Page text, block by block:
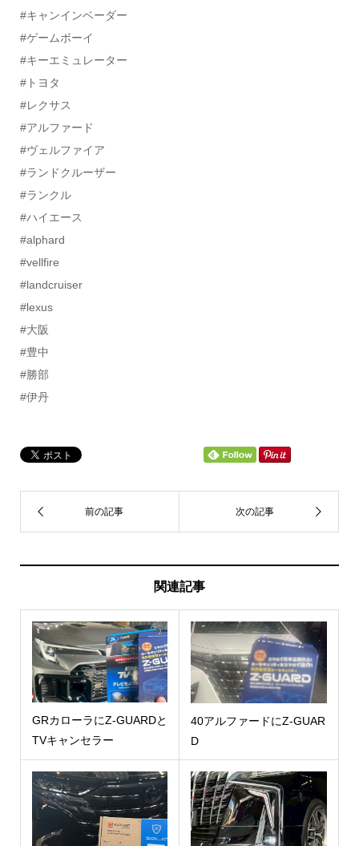
#キャンインベーダー
#ゲームボーイ
#キーエミュレーター
#トヨタ
#レクサス
#アルファード
#ヴェルファイア
#ランドクルーザー
#ランクル
#ハイエース
#alphard
#vellfire
#landcruiser
#lexus
#大阪
#豊中
#勝部
#伊丹
関連記事
GRカローラにZ-GUARDと
TVキャンセラー
40アルファードにZ-GUAR
D